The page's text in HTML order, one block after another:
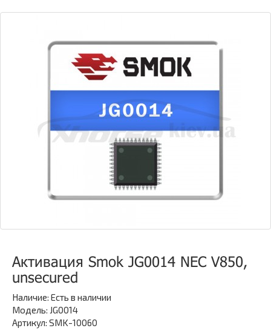
Активация Smok JG0014 NEC V850,
unsecured
Наличие: Есть в наличии
Модель: JG0014
Артикул: SMK-10060